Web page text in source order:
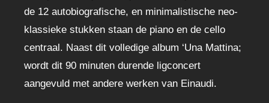
de 12 autobiografische, en minimalistische neo-
klassieke stukken staan de piano en de cello
centraal. Naast dit volledige album ‘Una Mattina;
wordt dit 90 minuten durende ligconcert
aangevuld met andere werken van Einaudi.